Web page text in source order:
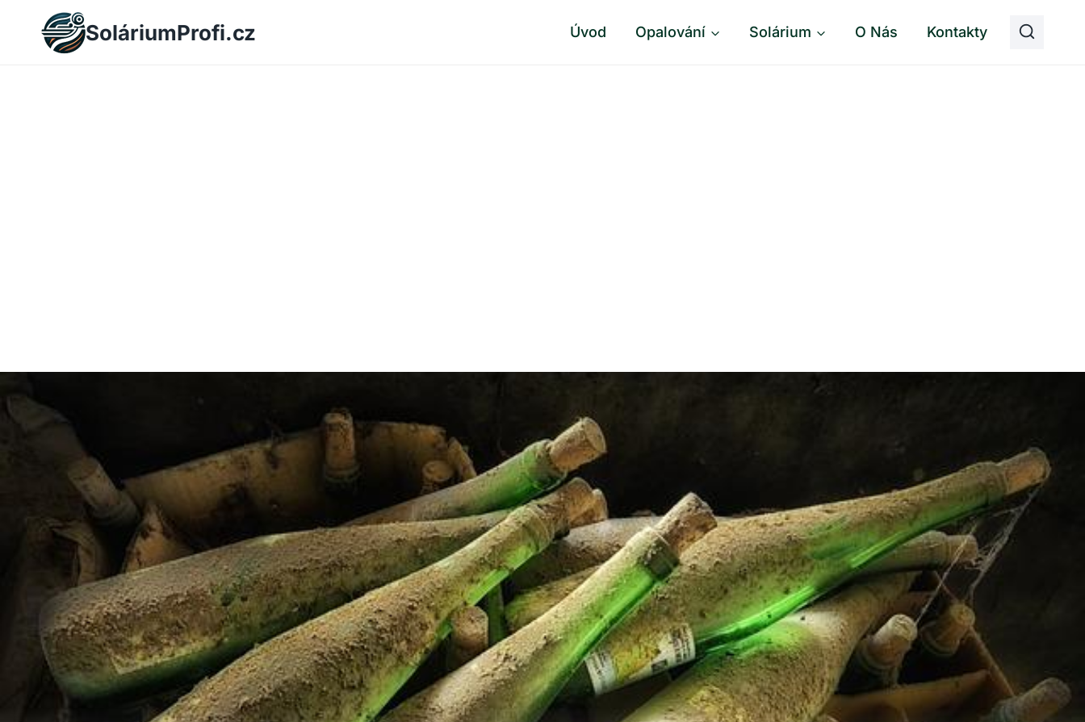
SoláriumProfi.cz Úvod Opalování Solárium O Nás Kontakty